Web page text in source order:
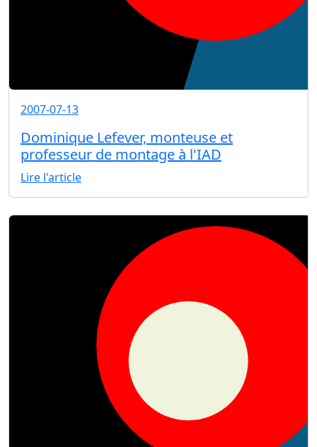
2007-07-13
Dominique Lefever, monteuse et
professeur de montage à l'IAD
Lire l'article